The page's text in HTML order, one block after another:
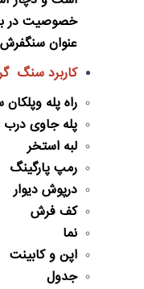
خصوصیت در
عنوان
کاربرد سنگ
راه پله
پله جاوی درب
لبه استخر
رمپ پارگینگ
درپوش دیوار
کف فرش
نما
اپن و کابینت
جدول